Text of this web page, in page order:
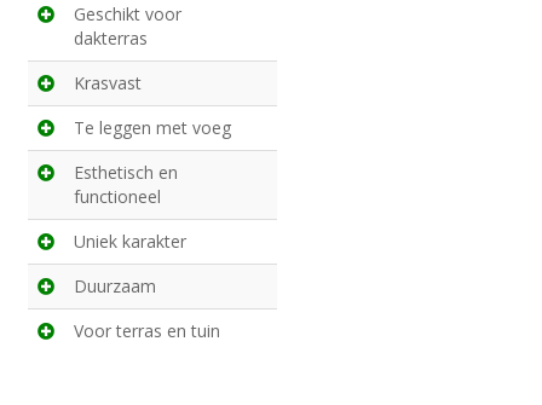
Geschikt voor
dakterras
Krasvast
Te leggen met voeg
Esthetisch en
functioneel
Uniek karakter
Duurzaam
Voor terras en tuin